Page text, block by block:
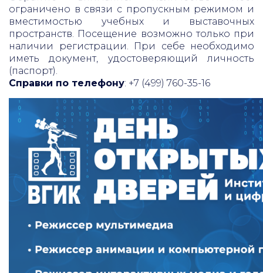
ограничено в связи с пропускным режимом и
вместимостью учебных и выставочных
пространств. Посещение возможно только при
наличии регистрации. При себе необходимо
иметь документ, удостоверяющий личность
(паспорт).
Справки по телефону: +7 (499) 760-35-16